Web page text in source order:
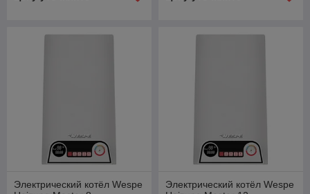
Электрический котёл Wespe
Электрический котёл Wespe